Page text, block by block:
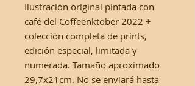
Ilustración original pintada con
café del Coffeenktober 2022 +
colección completa de prints,
edición especial, limitada y
numerada. Tamaño aproximado
29,7x21cm. No se enviará hasta